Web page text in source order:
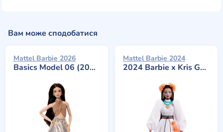
Вам може сподобатися
Mattel Barbie 2026
Basics Model 06 (2026 Neutrals Series)
Mattel Barbie 2024
2024 Barbie x Kris Goyri Día De Muertos